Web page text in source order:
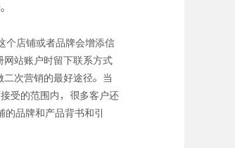
个店铺或者品牌会增添信
网站账户时留下联系方式
次营销的最好途径。当
受的范围内，很多客户还
品牌和产品背书和引